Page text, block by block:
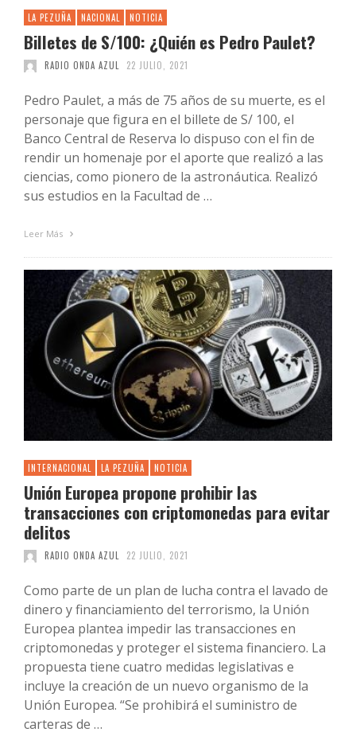
LA PEZUÑA NACIONAL NOTICIA
Billetes de S/100: ¿Quién es Pedro Paulet?
RADIO ONDA AZUL 22 JULIO, 2021
Pedro Paulet, a más de 75 años de su muerte, es el
personaje que figura en el billete de S/ 100, el
Banco Central de Reserva lo dispuso con el fin de
rendir un homenaje por el aporte que realizó a las
ciencias, como pionero de la astronáutica. Realizó
sus estudios en la Facultad de …
Leer Más
INTERNACIONAL LA PEZUÑA NOTICIA
Unión Europea propone prohibir las
transacciones con criptomonedas para evitar
delitos
RADIO ONDA AZUL 22 JULIO, 2021
Como parte de un plan de lucha contra el lavado de
dinero y financiamiento del terrorismo, la Unión
Europea plantea impedir las transacciones en
criptomonedas y proteger el sistema financiero. La
propuesta tiene cuatro medidas legislativas e
incluye la creación de un nuevo organismo de la
Unión Europea. “Se prohibirá el suministro de
carteras de …